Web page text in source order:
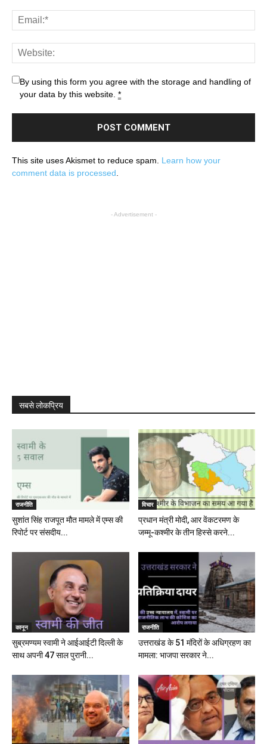
By using this form you agree with the storage and handling of
your data by this website. *
This site uses Akismet to reduce spam. Learn how your
comment data is processed
- Advertisement -
सबसे लोकप्रिय
राजनीति
सुशांत सिंह राजपूत मौत मामले में एम्स की
रिपोर्ट पर संसदीय...
विचार
प्रधान मंत्री मोदी, आर वेंकटरमण के
जम्मू-कश्मीर के तीन हिस्से करने...
कानून
सुब्रमण्यम स्वामी ने आईआईटी दिल्ली के
साथ अपनी 47 साल पुरानी...
राजनीति
उत्तराखंड के 51 मंदिरों के अधिग्रहण का
मामला: भाजपा सरकार ने...